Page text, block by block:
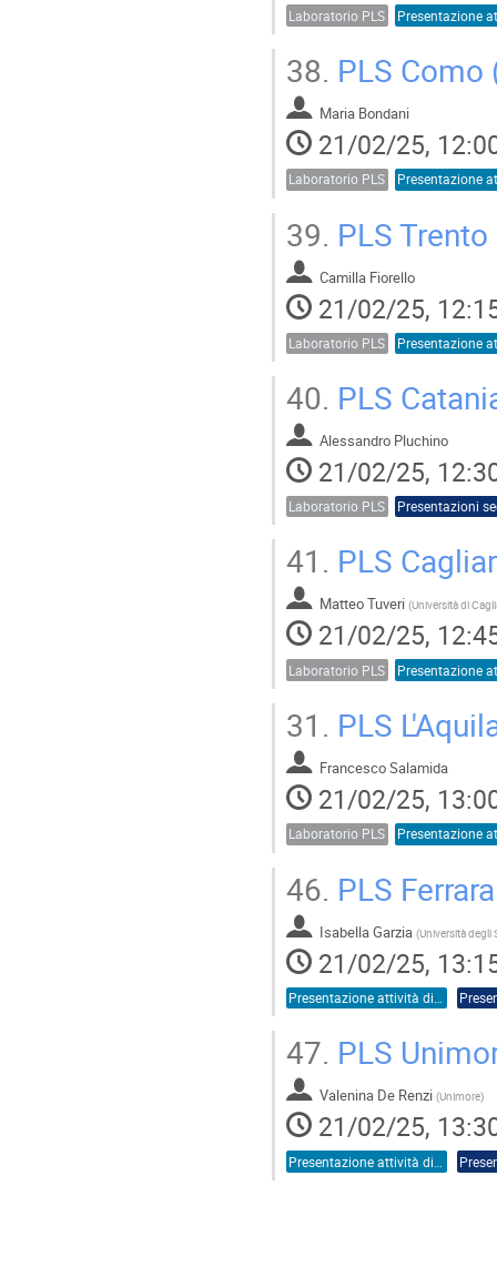
Laboratorio PLS
38. PLS Como
Maria Bondani
21/02/25,
Laboratorio PLS
39. PLS
Camilla Fiorello
21/02/25,
Laboratorio PLS
40. PLS
Alessandro Pluchino
21/02/25,
Laboratorio PLS Presentazioni
41. PLS
Matteo Tuveri (
21/02/25,
Laboratorio PLS
31. PLS
Francesco Salamida
21/02/25,
Laboratorio PLS
46. PLS
Isabella Garzia (
21/02/25,
Presentazione attività di sede
47. PLS
Valenina De Renzi (Unimore)
21/02/25,